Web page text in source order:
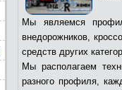
Мы являемся
внедорожников,
средств других
Мы располагаем
разного профиля,